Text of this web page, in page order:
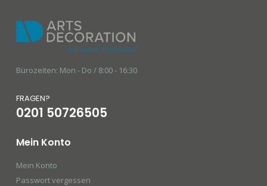
Bürozeiten: Mon - Do / 8:00 - 16:30
FRAGEN?
0201 50726505
Mein Konto
Mein Konto
Passwort vergessen